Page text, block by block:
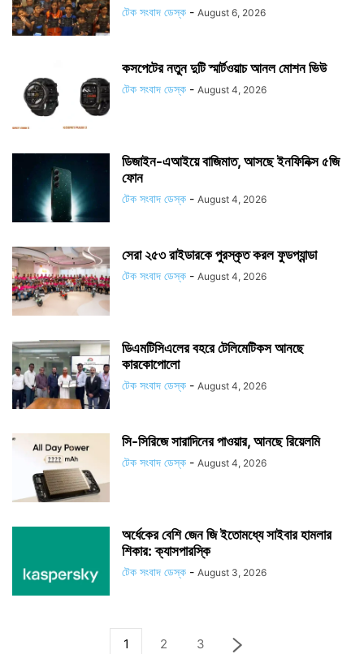
টেক সংবাদ ডেস্ক - August 6, 2026
কসপেটের নতুন দুটি স্মার্টওয়াচ আনল মোশন ভিউ
টেক সংবাদ ডেস্ক - August 4, 2026
ডিজাইন-এআইয়ে বাজিমাত, আসছে ইনফিনিক্স ৫জি
ফোন
টেক সংবাদ ডেস্ক - August 4, 2026
সেরা ২৫৩ রাইডারকে পুরস্কৃত করল ফুডপ্যান্ডা
টেক সংবাদ ডেস্ক - August 4, 2026
ডিএমটিসিএলের বহরে টেলিমেটিকস আনছে
কারকোপোলো
টেক সংবাদ ডেস্ক - August 4, 2026
সি-সিরিজে সারাদিনের পাওয়ার, আনছে রিয়েলমি
টেক সংবাদ ডেস্ক - August 4, 2026
অর্ধেকের বেশি জেন জি ইতোমধ্যে সাইবার হামলার
শিকার: ক্যাসপারস্কি
টেক সংবাদ ডেস্ক - August 3, 2026
1 2 3